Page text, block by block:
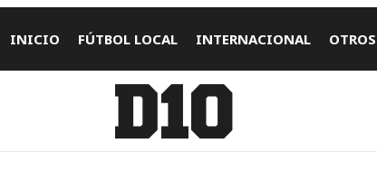
INICIO FÚTBOL LOCAL INTERNACIONAL